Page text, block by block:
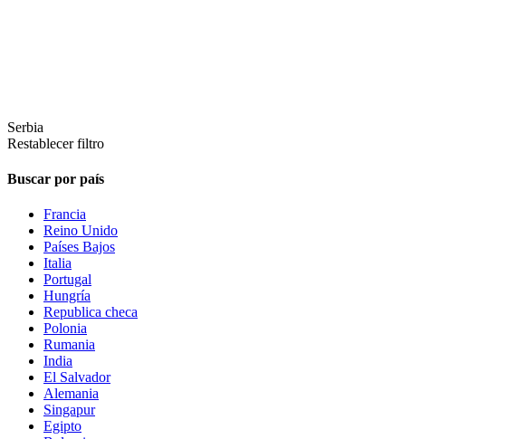
Serbia
Restablecer filtro
Buscar por país
Francia
Reino Unido
Países Bajos
Italia
Portugal
Hungría
Republica checa
Polonia
Rumania
India
El Salvador
Alemania
Singapur
Egipto